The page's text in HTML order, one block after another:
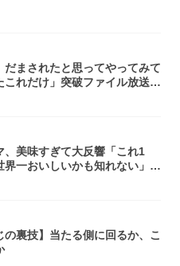
だまされたと思ってやってみて
これだけ」突破ファイル放送で
、美味すぎて大反響「これ1
界一おいしいかも知れない」
の裏技】当たる側に回るか、こ